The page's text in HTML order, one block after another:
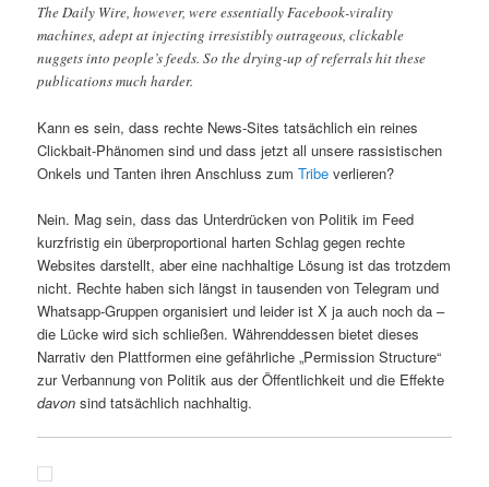
The Daily Wire, however, were essentially Facebook-virality
machines, adept at injecting irresistibly outrageous, clickable
nuggets into people’s feeds. So the drying-up of referrals hit these
publications much harder.
Kann es sein, dass rechte News-Sites tatsächlich ein reines
Clickbait-Phänomen sind und dass jetzt all unsere rassistischen
Onkels und Tanten ihren Anschluss zumTribe verlieren?
Nein. Mag sein, dass das Unterdrücken von Politik im Feed
kurzfristig ein überproportional harten Schlag gegen rechte
Websites darstellt, aber eine nachhaltige Lösung ist das trotzdem
nicht. Rechte haben sich längst in tausenden von Telegram und
Whatsapp-Gruppen organisiert und leider ist X ja auch noch da –
die Lücke wird sich schließen. Währenddessen bietet dieses
Narrativ den Plattformen eine gefährliche „Permission Structure“
zur Verbannung von Politik aus der Öffentlichkeit und die Effekte
davon sind tatsächlich nachhaltig.